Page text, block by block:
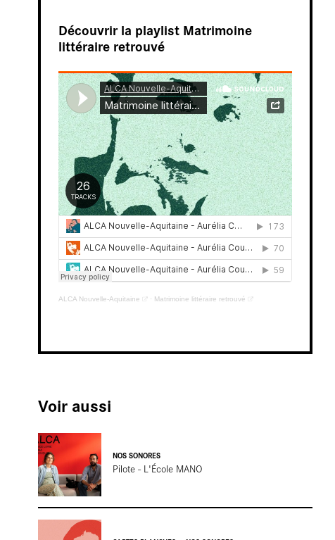
Découvrir la playlist Matrimoine
littéraire retrouvé
ALCA Nouvelle-Aquitaine · Matrimoine littéraire retrouvé
Voir aussi
NOS SONORES
Pilote - L'École MANO
En
résidence
Cartes
blanches
Entretiens